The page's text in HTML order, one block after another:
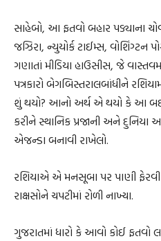
સાહેબો, આ ફતવો બહાર પડ્યાના
જઝિરા, ન્યુયોર્ક ટાઈમ્સ,
ગણાતાં મીડિયા હાઉસીસ, જે
પત્રકારો બેગબિસ્તરાલબાંધીને
શું થયો? આનો અર્થ એ થયો કે આ
કરીને સ્થાનિક પ્રજાની અને
એજન્ડા બનાવી રાખેલો.
રશિયાએ એ મનસૂબા પર પાણી ફેરવી
રાક્ષસોને ચપટીમાં રોળી નાખ્યા.
ગુજરાતમાં ધારો કે આવો કોઈ ફતવો